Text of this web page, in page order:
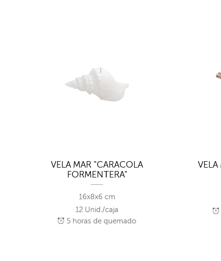
VELA MAR "CARACOLA
FORMENTERA"
16x8x6 cm
12 Unid./caja
5 horas de quemado
VELA